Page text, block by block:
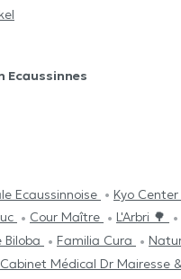
Ecaussinnes
Ecaussinnoise Kyo Center
Cour Maître L'Arbri 🌳
Biloba Familia Cura
Cabinet Médical Dr Mairesse